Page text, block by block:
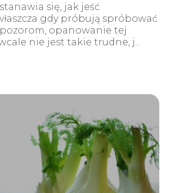
się, jak jeść
gdy próbują spróbować
opanowanie tej
nie jest takie trudne, j...